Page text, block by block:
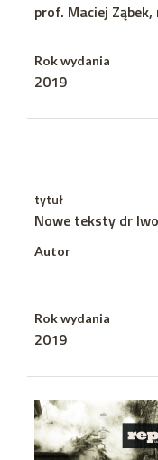
prof. Maciej Ząbek,
Rok wydania
2019
tytuł
Nowe teksty dr
Autor
Rok wydania
2019